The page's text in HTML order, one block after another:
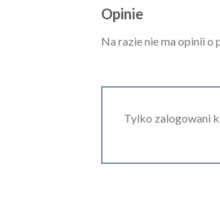
Opinie
Na razie nie ma opinii o
Tylko zalogowani